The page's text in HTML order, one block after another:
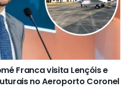
Franca visita Lençóis e
no Aeroporto Coronel